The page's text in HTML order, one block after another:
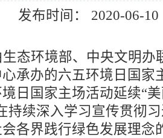
发布时间： 2020-06-10
环境部、中央文明办
承办的六五环境日国家
日国家主场活动延续“
持续深入学习宣传贯彻
各界践行绿色发展理念